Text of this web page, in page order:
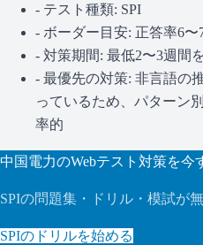
- テスト種類: SPI
- ボーダー目安: 正答率6〜
- 対策期間: 最低2〜3週間
- 最優先の対策: 非言語の
っているため、パターン
率的
中国電力のWebテスト対策を今
SPIの問題集・ドリル・模試が
SPIのドリルを始める